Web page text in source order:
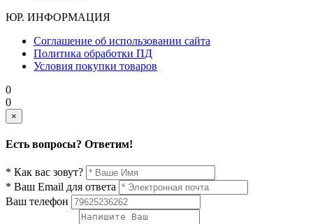
ЮР. ИНФОРМАЦИЯ
Соглашение об использовании сайта
Политика обработки ПД
Условия покупки товаров
0
0
×
Есть вопросы? Ответим!
* Как вас зовут?
* Ваш Email для ответа
Ваш телефон